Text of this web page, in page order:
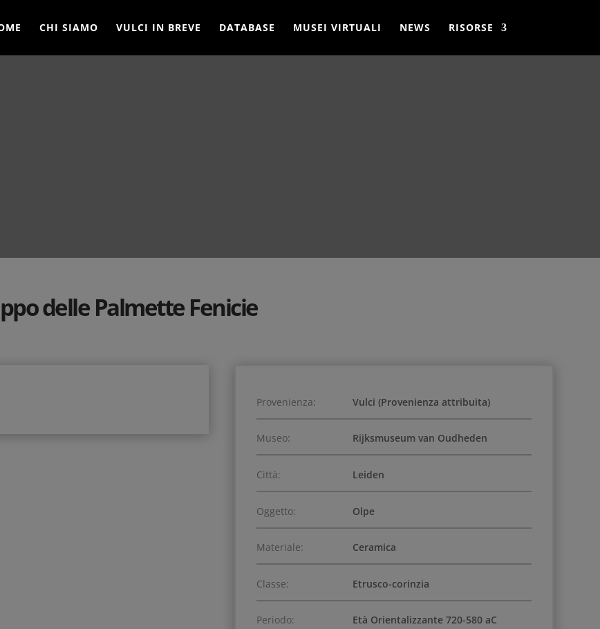
CHI SIAMO VULCI IN BREVE DATABASE MUSEI VIRTUALI NEWS RISORSE
delle Palmette Fenicie
Provenienza: Vulci (Provenienza attribuita)
Museo: Rijksmuseum van Oudheden
Città: Leiden
Oggetto: Olpe
Materiale: Ceramica
Classe: Etrusco-corinzia
Periodo: Età Orientalizzante 720-580 aC